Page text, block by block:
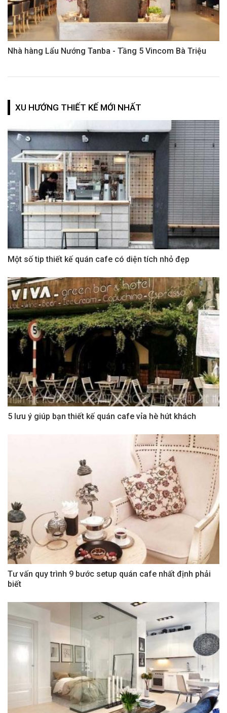
Nhà hàng Lẩu Nướng Tanba - Tầng 5 Vincom Bà Triệu
XU HƯỚNG THIẾT KẾ MỚI NHẤT
Một số tip thiết kế quán cafe có diện tích nhỏ đẹp
5 lưu ý giúp bạn thiết kế quán cafe vỉa hè hút khách
Tư vấn quy trình 9 bước setup quán cafe nhất định phải
biết